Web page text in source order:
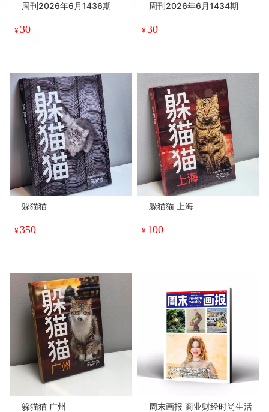
周刊2026年6月1436期
¥30
周刊2026年6月1434期
¥30
躲猫猫
¥350
躲猫猫 上海
¥ 100
躲猫猫 广州
周末画报 商业财经时尚生活